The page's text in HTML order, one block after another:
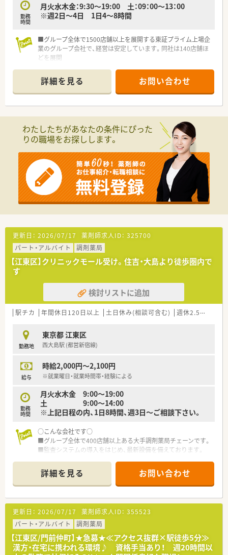
勤務
時間
月火水木金：9:30～19:00 土：09：00～13：00
※週2日～4日 1日4～8時間
■グループ全体で1500店舗以上を展開する東証プライム上場企
業のグループ会社で、経営は安定しています。同社は140店舗ほ
どを展開
の町の薬局として親しまれています。
■買い物割引制度あり。お時給以外にも金銭的なメリットあり
です♪
■ひとりひとりの個性を伸ばす会社です
最大限に引き出し、患者様、お客様に貢献します。
詳細を見る お問い合わせ
わたしたちがあなたの条件にぴった
りの職場をお探しします。
更新日： 2026/07/17 薬剤師求人ID： 325700
パート・アルバイト
調剤薬局
【江東区】クリニックモール受け。住吉・大島より徒歩圏内で
す
検討リストに追加
駅チカ 年間休日120日以上 土日休み(相談可含む) 週休2.5日以上
勤務地
東京都 江東区
西大島駅 (都営新宿線)
給与
時給2,000円～2,100円
※就業曜日・就業時間帯・経験による
勤務
時間
月火水木金 9:00～19:00
土 9:00～14:00
※上記日程の内、1日8時間、週3日～ご相談下さい。
○こんな会社です○
■グループ全体で400店舗以上ある大手調剤薬局チェーンです。
■監査システムの導入をはじめ、最新設備を備えております。
会社です。
詳細を見る お問い合わせ
更新日： 2026/07/17 薬剤師求人ID： 355523
パート・アルバイト
調剤薬局
【江東区/門前仲町】★急募★≪アクセス抜群×駅徒歩5分≫
漢方・在宅に携われる環境♪ 資格手当あり！ 週20時間以